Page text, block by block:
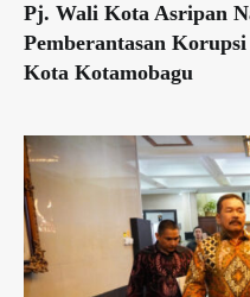
Pj. Wali Kota Asripan
Pemberantasan
Kota Kotamobagu